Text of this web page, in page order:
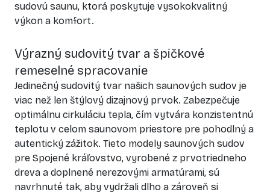
sudovú saunu, ktorá poskytuje vysokokvalitný
výkon a komfort.
Výrazný sudovitý tvar a špičkové
remeselné spracovanie
Jedinečný sudovitý tvar našich saunových sudov je
viac než len štýlový dizajnový prvok. Zabezpečuje
optimálnu cirkuláciu tepla, čím vytvára konzistentnú
teplotu v celom saunovom priestore pre pohodlný a
autentický zážitok. Tieto modely saunových sudov
pre Spojené kráľovstvo, vyrobené z prvotriedneho
dreva a doplnené nerezovými armatúrami, sú
navrhnuté tak, aby vydržali dlho a zároveň si